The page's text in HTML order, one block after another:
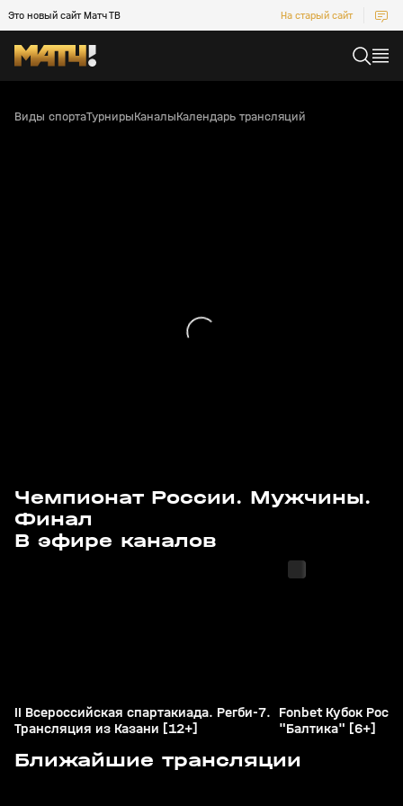
Это новый сайт Матч ТВ На старый сайт
Виды спортаТурнирыКаналыКалендарь трансляций
Чемпионат России. Мужчины.
Финал
В эфире каналов
с 01:35
II Всероссийская спартакиада. Регби-7.
Трансляция из Казани [12+]
Fonbet Кубок
"Балтика" [6+]
Ближайшие трансляции
Сегодня, 10:55